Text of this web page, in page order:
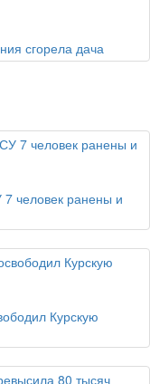
сгорела дача
7 человек ранены и
Курскую